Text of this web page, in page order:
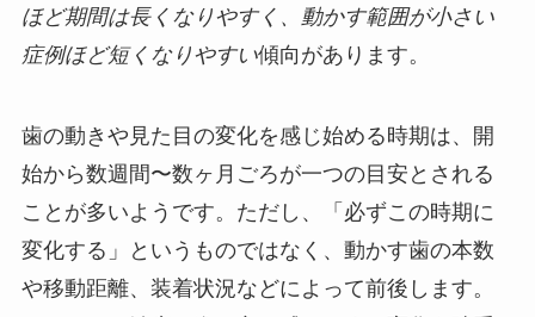
ほど期間は長くなりやすく、動かす範囲が小さい
症例ほど短くなりやすい傾向があります。
歯の動きや見た目の変化を感じ始める時期は、開
始から数週間〜数ヶ月ごろが一つの目安とされる
ことが多いようです。ただし、「必ずこの時期に
変化する」というものではなく、動かす歯の本数
や移動距離、装着状況などによって前後します。